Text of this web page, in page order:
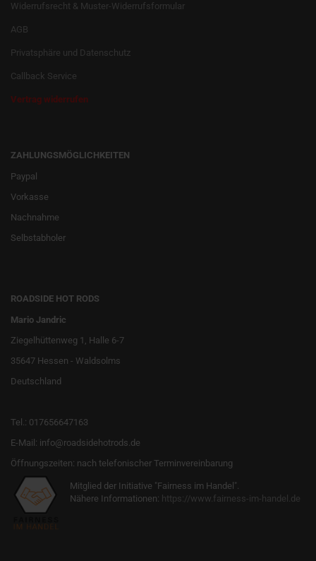
Widerrufsrecht & Muster-Widerrufsformular
AGB
Privatsphäre und Datenschutz
Callback Service
Vertrag widerrufen
ZAHLUNGSMÖGLICHKEITEN
Paypal
Vorkasse
Nachnahme
Selbstabholer
ROADSIDE HOT RODS
Mario Jandric
Ziegelhüttenweg 1, Halle 6-7
35647 Hessen - Waldsolms
Deutschland
Tel.: 017656647163
E-Mail: info@roadsidehotrods.de
Öffnungszeiten: nach telefonischer Terminvereinbarung
Mitglied der Initiative "Fairness im Handel".
Nähere Informationen: https://www.fairness-im-handel.de